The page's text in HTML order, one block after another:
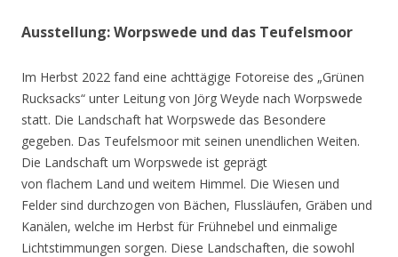
Ausstellung: Worpswede und das Teufelsmoor
Im Herbst 2022 fand eine achttägige Fotoreise des „Grünen
Rucksacks“ unter Leitung von Jörg Weyde nach Worpswede
statt. Die Landschaft hat Worpswede das Besondere
gegeben. Das Teufelsmoor mit seinen unendlichen Weiten.
Die Landschaft um Worpswede ist geprägt
von flachem Land und weitem Himmel. Die Wiesen und
Felder sind durchzogen von Bächen, Flussläufen, Gräben und
Kanälen, welche im Herbst für Frühnebel und einmalige
Lichtstimmungen sorgen. Diese Landschaften, die sowohl